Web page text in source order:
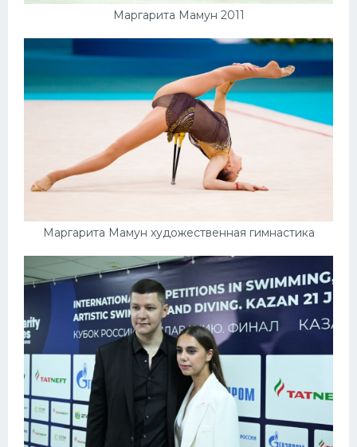
Маргарита Мамун 2011
Маргарита Мамун художественная гимнастика